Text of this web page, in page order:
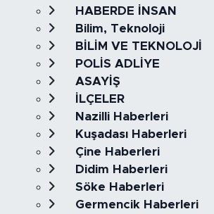
HABERDE İNSAN
Bilim, Teknoloji
BİLİM VE TEKNOLOJİ
POLİS ADLİYE
ASAYİŞ
İLÇELER
Nazilli Haberleri
Kuşadası Haberleri
Çine Haberleri
Didim Haberleri
Söke Haberleri
Germencik Haberleri